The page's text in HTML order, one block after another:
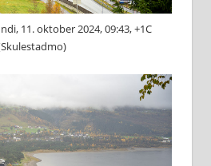
11. oktober 2024, 09:43, +1C